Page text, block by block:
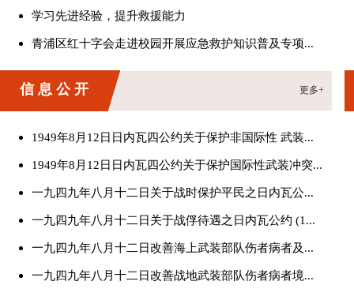
学习先进经验，提升救援能力
青浦区红十字会走进校园开展应急救护知识普及专项...
信息公开 更多+
1949年8月12日日内瓦四公约关于保护非国际性 武装...
1949年8月12日日内瓦四公约关于保护国际性武装冲突...
一九四九年八月十二日关于战时保护平民之日内瓦公...
一九四九年八月十二日关于战俘待遇之日内瓦公约 (1...
一九四九年八月十二日改善海上武装部队伤者病者及...
一九四九年八月十二日改善战地武装部队伤者病者境...